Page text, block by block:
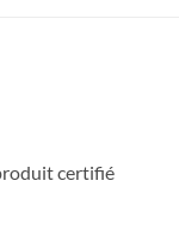
certifié